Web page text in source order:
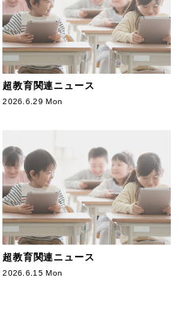
超教育関連ニュース
2026.6.29 Mon
超教育関連ニュース
2026.6.15 Mon